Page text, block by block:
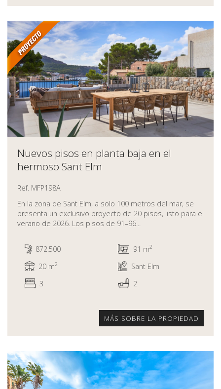
Nuevos pisos en planta baja en el
hermoso Sant Elm
Ref. MFP198A
En la zona de Sant Elm, a solo 100 metros del mar, se
presenta un exclusivo proyecto de 20 pisos, listo para el
verano de 2026. Los pisos de 91–96...
872.500 91 m2
20 m2
Sant Elm
3
2
MÁS SOBRE LA PROPIEDAD